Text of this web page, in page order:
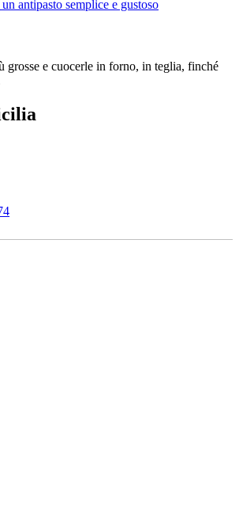
grosse e cuocerle in forno, in teglia, finché